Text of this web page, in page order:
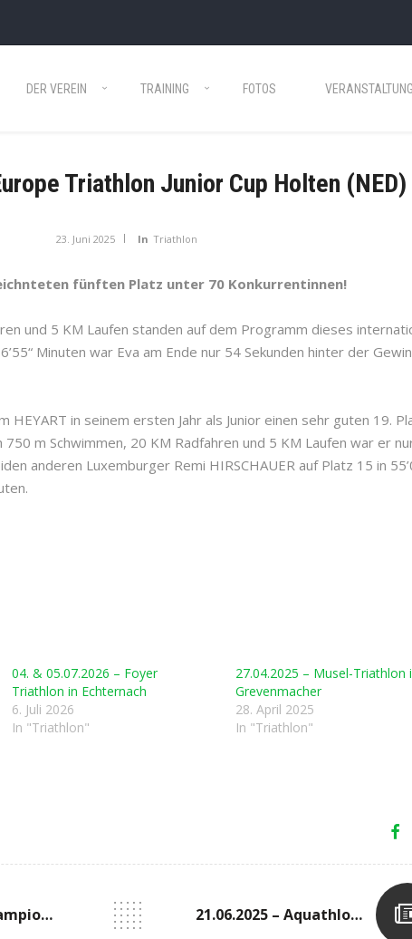
DER VEREIN TRAINING FOTOS
Triathlon Junior Cup Holten (NED)
23. Juni 2025 In Triathlon
fünften Platz unter 70 Konkurrentinnen!
und 5 KM Laufen standen auf dem Programm dieses
Minuten war Eva am Ende nur 54 Sekunden hinter der
in seinem ersten Jahr als Junior einen sehr guten 19.
750 m Schwimmen, 20 KM Radfahren und 5 KM Laufen war er
anderen Luxemburger Remi HIRSCHAUER auf Platz 15 in
04. & 05.07.2026 – Foyer
Triathlon in Echternach
6. Juli 2026
In "Triathlon"
27.04.2025 – Musel-Triathlon
Grevenmacher
28. April 2025
In "Triathlon"
21.06.2025 – Championnats Relais (courts Et Longs) À Ettelbruck (R.B.U.A.P.) 21.06.2025 – Aquathlon À Dienville (FRA)